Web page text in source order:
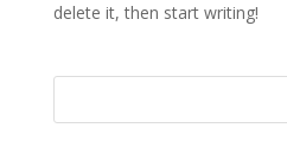
delete it, then start writing!